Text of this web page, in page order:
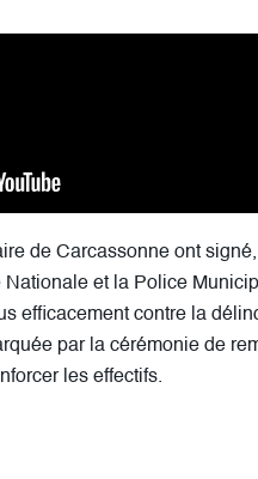
de Carcassonne ont
et la Police
efficacement contre la
par la cérémonie de
les effectifs.